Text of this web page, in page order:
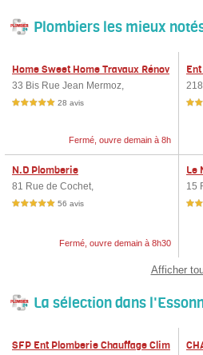
Plombiers les mieux
Home Sweet Home Travaux Rénov
ation
33 Bis Rue Jean Mermoz,
5,0 étoiles sur 5 28 avis
Fermé, ouvre demain à 8h
5,0
N.D Plomberie
81 Rue de Cochet,
5,0 étoiles sur 5 56 avis
Fermé, ouvre demain à 8h30
Le
-
15
5,0
Afficher
La sélection dans
SFP Ent Plomberie Chauffage Clim